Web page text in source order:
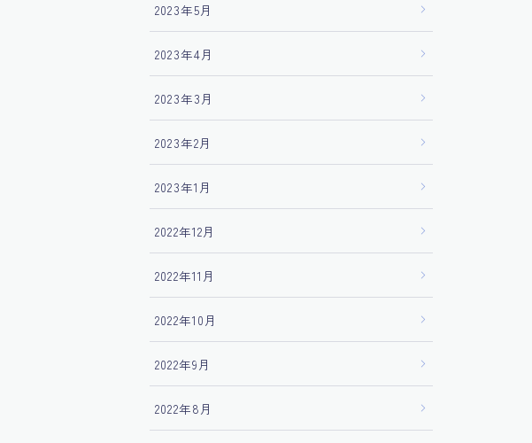
2023年5月
2023年4月
2023年3月
2023年2月
2023年1月
2022年12月
2022年11月
2022年10月
2022年9月
2022年8月